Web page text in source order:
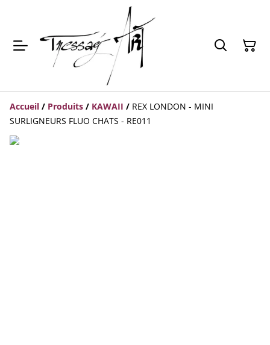
Accueil / Produits / KAWAII / REX LONDON - MINI
SURLIGNEURS FLUO CHATS - RE011